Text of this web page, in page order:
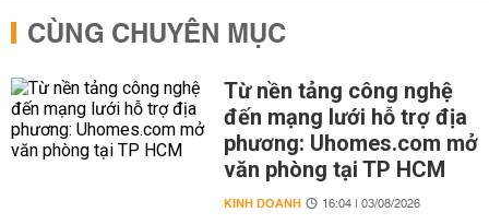
CÙNG CHUYÊN MỤC
Từ nền tảng công nghệ
đến mạng lưới hỗ trợ địa
phương: Uhomes.com mở
văn phòng tại TP HCM
KINH DOANH 16:04 | 03/08/2026